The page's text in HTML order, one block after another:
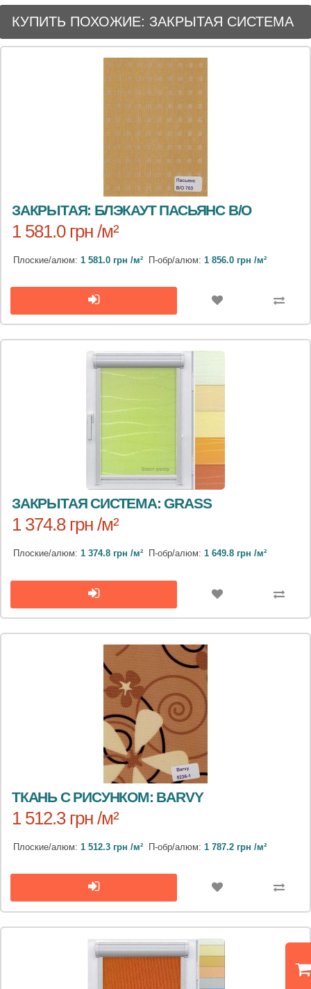
КУПИТЬ ПОХОЖИЕ: ЗАКРЫТАЯ СИСТЕМА
ЗАКРЫТАЯ: БЛЭКАУТ ПАСЬЯНС B/O
1 581.0 грн /м²
Плоские/алюм: 1 581.0 грн /м² П-обр/алюм: 1 856.0 грн /м²
ЗАКРЫТАЯ СИСТЕМА: GRASS
1 374.8 грн /м²
Плоские/алюм: 1 374.8 грн /м² П-обр/алюм: 1 649.8 грн /м²
ТКАНЬ С РИСУНКОМ: BARVY
1 512.3 грн /м²
Плоские/алюм: 1 512.3 грн /м² П-обр/алюм: 1 787.2 грн /м²